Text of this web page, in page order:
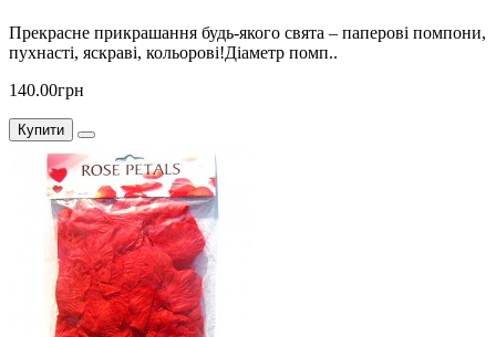
Прекрасне прикрашання будь-якого свята – паперові помпони,
пухнасті, яскраві, кольорові!Діаметр помп..
140.00грн
Купити